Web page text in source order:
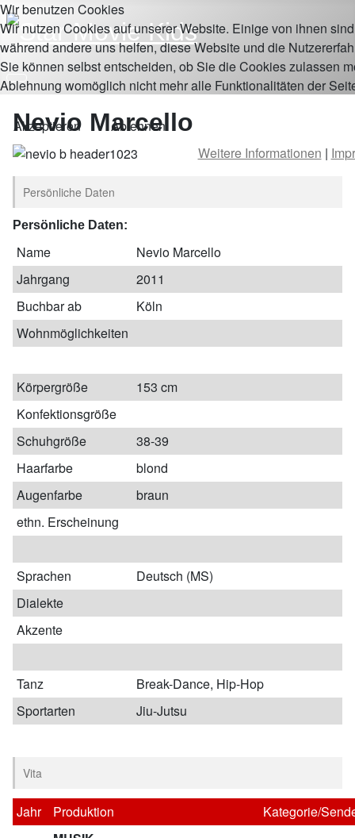
Nevio Marcello
Persönliche Daten
Persönliche Daten:
Name
Nevio Marcello
Jahrgang
2011
Buchbar ab
Köln
Wohnmöglichkeiten
Körpergröße
153 cm
Konfektionsgröße
Schuhgröße
38-39
Haarfarbe
blond
Augenfarbe
braun
ethn. Erscheinung
Sprachen
Deutsch (MS)
Dialekte
Akzente
Tanz
Break-Dance, Hip-Hop
Sportarten
Jiu-Jutsu
Vita
Jahr Produktion
Kategorie/
Wir benutzen Cookies
Wir nutzen Cookies auf unserer Website. Einige von ihnen
während andere uns helfen, diese Website und die
Sie können selbst entscheiden, ob Sie die Cookies zulassen
Ablehnung womöglich nicht mehr alle Funktionalitäten der
Akzeptieren
Ablehnen
Weitere Informationen |